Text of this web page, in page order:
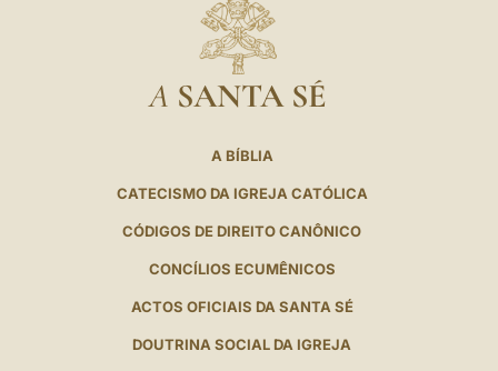
A SANTA SÉ
A BÍBLIA
CATECISMO DA IGREJA CATÓLICA
CÓDIGOS DE DIREITO CANÔNICO
CONCÍLIOS ECUMÊNICOS
ACTOS OFICIAIS DA SANTA SÉ
DOUTRINA SOCIAL DA IGREJA